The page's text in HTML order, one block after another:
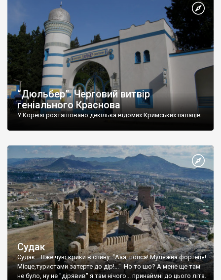
“Дюльбер”. Черговий витвір
геніального Краснова
У Кореїзі розташовано декілька відомих Кримських палаців.
Судак
Судак... Вже чую крики в спину: "Ааа, попса! Муляжна фортеця!
Місце,туристами затерте до дір!..." Но то шо? А мене ще там
не було, ну не "дірявив" я там нічого... принаймні до цього літа.